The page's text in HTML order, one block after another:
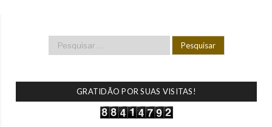
GRATIDÃO POR SUAS VISITAS!